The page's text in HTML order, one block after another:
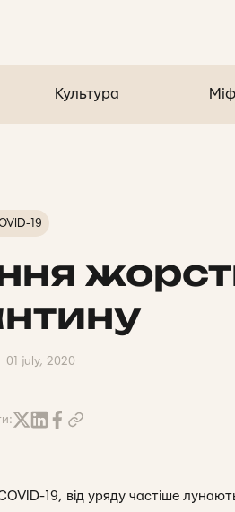
Культура
19
01 july, 2020
19, від уряду частіше